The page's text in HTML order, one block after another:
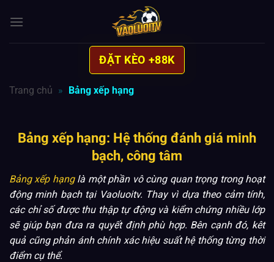
qua
ĐẶT KÈO +88K
Trang chủ » Bảng xếp hạng
Bảng xếp hạng: Hệ thống đánh giá minh
bạch, công tâm
Bảng xếp hạnglà một phần vô cùng quan trọng trong hoạt
động minh bạch tại Vaoluoitv. Thay vì dựa theo cảm tính,
các chỉ số được thu thập tự động và kiểm chứng nhiều lớp
sẽ giúp bạn đưa ra quyết định phù hợp. Bên cạnh đó, kêt
quả cũng phản ánh chính xác hiệu suất hệ thống từng thời
điểm cụ thể.